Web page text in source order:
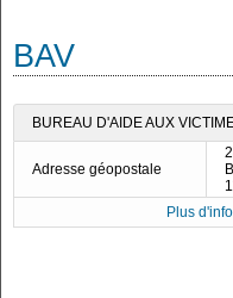
BAV
BUREAU D'AIDE AUX
Adresse géopostale
Plus